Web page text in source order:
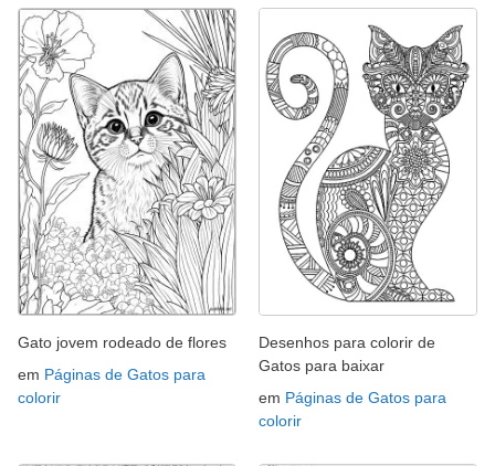
Gato jovem rodeado de flores
em Páginas de Gatos para
colorir
Desenhos para colorir de
Gatos para baixar
em Páginas de Gatos para
colorir